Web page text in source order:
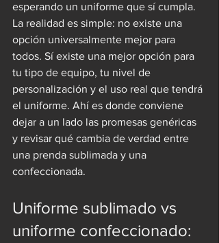
esperando un uniforme que sí cumpla.
La realidad es simple: no existe una
opción universalmente mejor para
todos. Sí existe una mejor opción para
tu tipo de equipo, tu nivel de
personalización y el uso real que tendrá
el uniforme. Ahí es donde conviene
dejar a un lado las promesas genéricas
y revisar qué cambia de verdad entre
una prenda sublimada y una
confeccionada.
Uniforme sublimado vs
uniforme confeccionado: